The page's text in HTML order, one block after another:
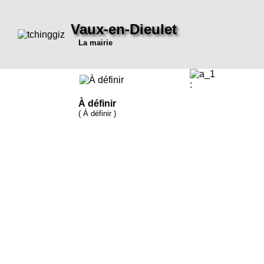
Vaux-en-Dieulet
La mairie
À définir
( À définir )
: